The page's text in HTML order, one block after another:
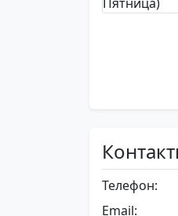
Телефон:
Email: